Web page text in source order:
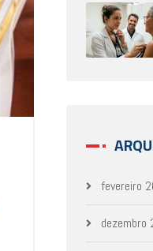
fevereiro
dezembro